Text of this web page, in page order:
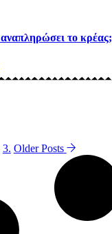
το κρέας;
3. Older Posts